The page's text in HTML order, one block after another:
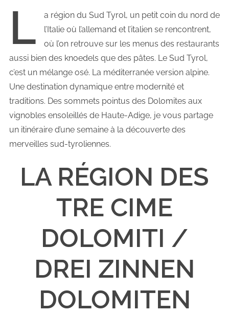
L
a région du Sud Tyrol, un petit coin du nord de
l’Italie où l’allemand et l’italien se rencontrent,
où l’on retrouve sur les menus des restaurants
aussi bien des knoedels que des pâtes. Le Sud Tyrol,
c’est un mélange osé. La méditerranée version alpine.
Une destination dynamique entre modernité et
traditions. Des sommets pointus des Dolomites aux
vignobles ensoleillés de Haute-Adige, je vous partage
un itinéraire d’une semaine à la découverte des
merveilles sud-tyroliennes.
LA RÉGION DES
TRE CIME
DOLOMITI /
DREI ZINNEN
DOLOMITEN